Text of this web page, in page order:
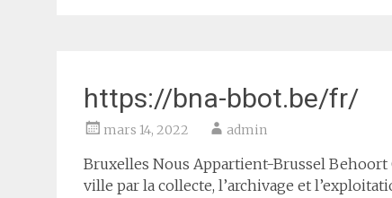
https://bna-bbot.be/fr/
mars 14, 2022 admin
Bruxelles Nous Appartient-Brussel
ville par la collecte, l’archivage et